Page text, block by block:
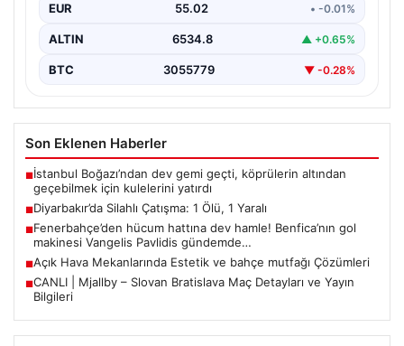
EUR 55.02 • -0.01%
ALTIN 6534.8 ▲ +0.65%
BTC 3055779 ▼ -0.28%
Son Eklenen Haberler
■İstanbul Boğazı’ndan dev gemi geçti, köprülerin altından
geçebilmek için kulelerini yatırdı
■Diyarbakır’da Silahlı Çatışma: 1 Ölü, 1 Yaralı
■Fenerbahçe’den hücum hattına dev hamle! Benfica’nın gol
makinesi Vangelis Pavlidis gündemde…
■Açık Hava Mekanlarında Estetik ve bahçe mutfağı Çözümleri
■CANLI | Mjallby – Slovan Bratislava Maç Detayları ve Yayın
Bilgileri